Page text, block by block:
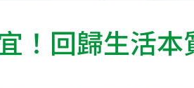
！回歸生活本